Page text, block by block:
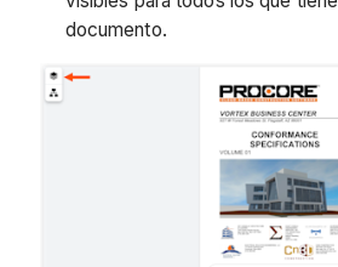
documento.